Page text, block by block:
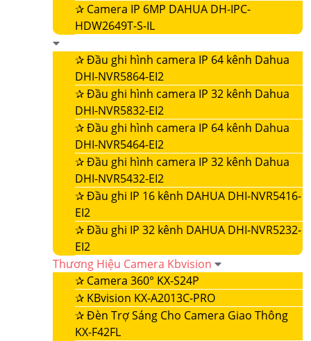
✰ Camera IP 6MP DAHUA DH-IPC-
HDW2649T-S-IL
✰Đầu ghi hình camera IP 64 kênh Dahua
DHI-NVR5864-EI2
✰Đầu ghi hình camera IP 32 kênh Dahua
DHI-NVR5832-EI2
✰Đầu ghi hình camera IP 64 kênh Dahua
DHI-NVR5464-EI2
✰Đầu ghi hình camera IP 32 kênh Dahua
DHI-NVR5432-EI2
✰Đầu ghi IP 16 kênh DAHUA DHI-NVR5416-
EI2
✰Đầu ghi IP 32 kênh DAHUA DHI-NVR5232-
EI2
Thương Hiệu Camera Kbvision
✰ Camera 360° KX-S24P
✰ KBvision KX-A2013C-PRO
✰Đèn Trợ Sáng Cho Camera Giao Thông
KX-F42FL